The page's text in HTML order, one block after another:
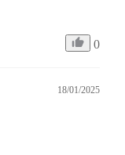
0
18/01/2025